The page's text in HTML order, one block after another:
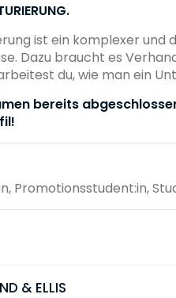
ist ein komplexer
Dazu braucht es
du, wie man ein
bereits
Promotionsstudent:in,
& ELLIS